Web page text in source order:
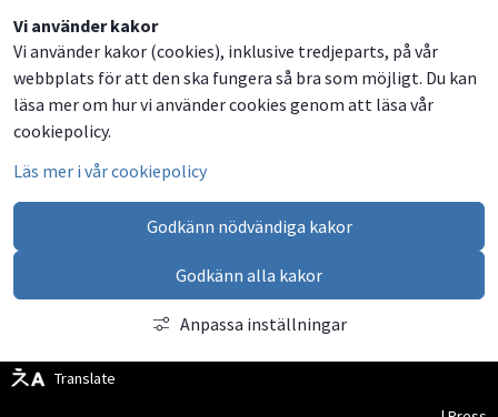
Vi använder kakor
Vi använder kakor (cookies), inklusive tredjeparts, på vår
webbplats för att den ska fungera så bra som möjligt. Du kan
läsa mer om hur vi använder cookies genom att läsa vår
cookiepolicy.
Läs mer i vår cookiepolicy
Godkänn nödvändiga kakor
Godkänn alla kakor
Anpassa inställningar
Translate
Dela
på
Facebook
Dela
på
Twitter
Dela
på
LinkedIn
Dela
via
email